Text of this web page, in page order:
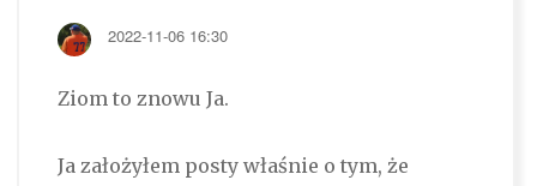
2022-11-06 16:30
Ziom to znowu Ja.
Ja założyłem posty właśnie o tym, że